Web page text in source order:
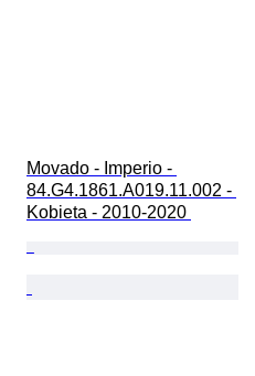
Movado - Imperio -
84.G4.1861.A019.11.002 -
Kobieta - 2010-2020